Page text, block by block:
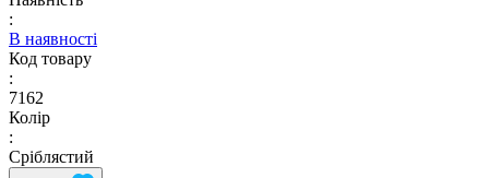
:
В наявності
Код товару
:
7162
Колір
:
Сріблястий